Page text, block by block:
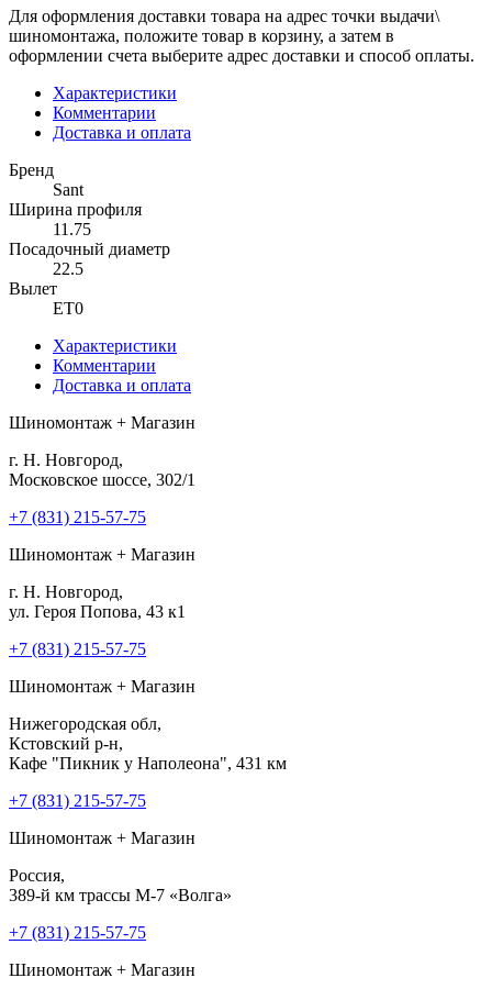
Для оформления доставки товара на адрес точки выдачи\
шиномонтажа, положите товар в корзину, а затем в
оформлении счета выберите адрес доставки и способ оплаты.
Характеристики
Комментарии
Доставка и оплата
Бренд
Sant
Ширина профиля
11.75
Посадочный диаметр
22.5
Вылет
ET0
Характеристики
Комментарии
Доставка и оплата
Шиномонтаж + Магазин
г. Н. Новгород,
Московское шоссе, 302/1
+7 (831) 215-57-75
Шиномонтаж + Магазин
г. Н. Новгород,
ул. Героя Попова, 43 к1
+7 (831) 215-57-75
Шиномонтаж + Магазин
Нижегородская обл,
Кстовский р-н,
Кафе "Пикник у Наполеона", 431 км
+7 (831) 215-57-75
Шиномонтаж + Магазин
Россия,
389-й км трассы М-7 «Волга»
+7 (831) 215-57-75
Шиномонтаж + Магазин